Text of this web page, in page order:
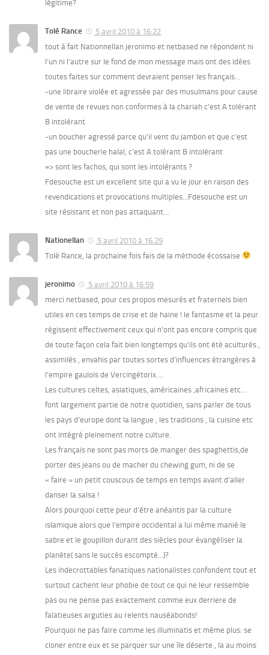
légitime?
Tolé Rance
5 avril 2010 à 16:22
tout à fait Nationnellan jeronimo et netbased ne répondent ni
l’un ni l’autre sur le fond de mon message mais ont des idées
toutes faites sur comment devraient penser les français…
-une libraire violée et agressée par des musulmans pour cause
de vente de revues non conformes à la chariah c’est A tolérant
B intolérant
-un boucher agressé parce qu’il vent du jambon et que c’est
pas une boucherie halal, c’est A tolérant B intolérant
=> sont les fachos, qui sont les intolérants ?
Fdesouche est un excellent site qui a vu le jour en raison des
revendications et provocations multiples…Fdesouche est un
site résistant et non pas attaquant…
Nationellan
5 avril 2010 à 16:29
Tolé Rance, la prochaine fois fais de la méthode écossaise
jeronimo
5 avril 2010 à 16:59
merci netbased, pour ces propos mesurés et fraternels bien
utiles en ces temps de crise et de haine ! le fantasme et la peur
régissent effectivement ceux qui n’ont pas encore compris que
de toute façon cela fait bien longtemps qu’ils ont été aculturés ,
assimilés , envahis par toutes sortes d’influences étrangères à
l’empire gaulois de Vercingétorix….
Les cultures celtes, asiatiques, américaines ,africaines etc…
font largement partie de notre quotidien, sans parler de tous
les pays d’europe dont la langue , les traditions , la cuisine etc
ont intégré pleinement notre culture.
Les français ne sont pas morts de manger des spaghettis,de
porter des jeans ou de macher du chewing gum, ni de se
« faire » un petit couscous de temps en temps avant d’aller
danser la salsa !
Alors pourquoi cette peur d’être anéantis par la culture
islamique alors que l’empire occidental a lui même manié le
sabre et le goupillon durant des siècles pour évangéliser la
planète( sans le succès escompté…)?
Les indecrottables fanatiques nationalistes confondent tout et
surtout cachent leur phobie de tout ce qui ne leur ressemble
pas ou ne pense pas exactement comme eux derriere de
falatieuses arguties au relents nauséabonds!
Pourquoi ne pas faire comme les illuminatis et même plus: se
cloner entre eux et se parquer sur une île déserte , la au moins